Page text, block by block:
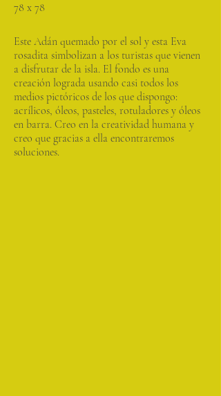
78 x 78
Este Adán quemado por el sol y esta Eva
rosadita simbolizan a los turistas que vienen
a disfrutar de la isla. El fondo es una
creación lograda usando casi todos los
medios pictóricos de los que dispongo:
acrílicos, óleos, pasteles, rotuladores y óleos
en barra. Creo en la creatividad humana y
creo que gracias a ella encontraremos
soluciones.